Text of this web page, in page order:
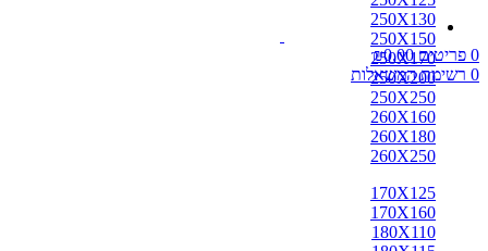
0 פריטים ₪0.00
0 רשימת המשאלות
250X130
250X150
250X170
250X200
250X250
260X160
260X180
260X250
170X125
170X160
180X110